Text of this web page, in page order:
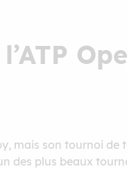
mais son tournoi de
des plus beaux